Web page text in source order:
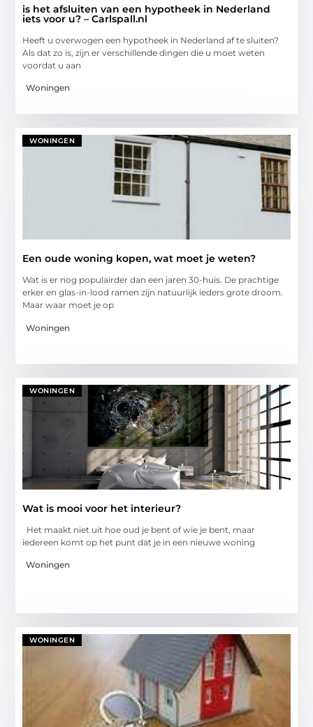
is het afsluiten van een hypotheek in Nederland
iets voor u? – Carlspall.nl
Heeft u overwogen een hypotheek in Nederland af te sluiten?
Als dat zo is, zijn er verschillende dingen die u moet weten
voordat u aan
Woningen
WONINGEN
Een oude woning kopen, wat moet je weten?
Wat is er nog populairder dan een jaren 30-huis. De prachtige
erker en glas-in-lood ramen zijn natuurlijk ieders grote droom.
Maar waar moet je op
Woningen
WONINGEN
Wat is mooi voor het interieur?
Het maakt niet uit hoe oud je bent of wie je bent, maar
iedereen komt op het punt dat je in een nieuwe woning
Woningen
WONINGEN